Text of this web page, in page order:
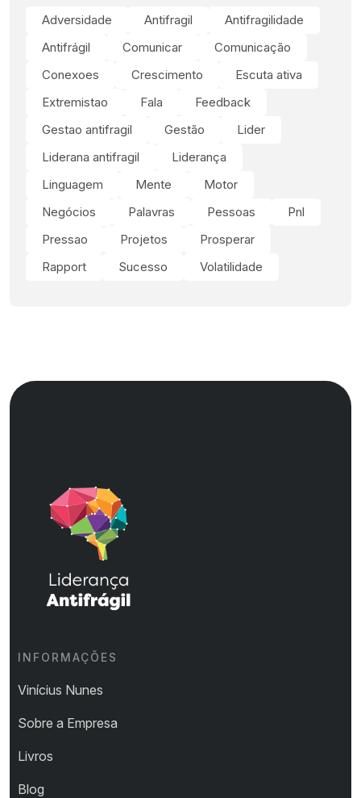
Adversidade Antifragil
Antifragilidade
Antifrágil
Comunicar
Comunicação
Conexoes
Crescimento
Escuta ativa
Extremistao
Fala
Feedback
Gestao antifragil
Gestão
Lider
Liderana antifragil
Liderança
Linguagem
Mente
Motor
Negócios
Palavras Pessoas
Pnl
Pressao
Projetos
Prosperar
Rapport
Sucesso Volatilidade
INFORMAÇÕES
Vinícius Nunes
Sobre a Empresa
Livros
Blog